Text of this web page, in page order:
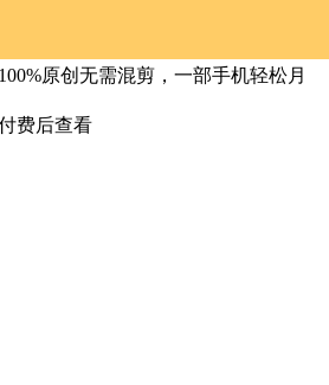
原创无需混剪，一部手机轻松月
费后查看